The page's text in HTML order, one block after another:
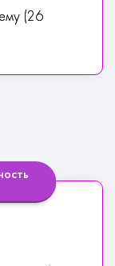
(26